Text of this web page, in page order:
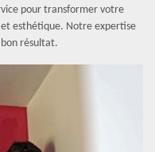
pour transformer votre
esthétique. Notre expertise
résultat.